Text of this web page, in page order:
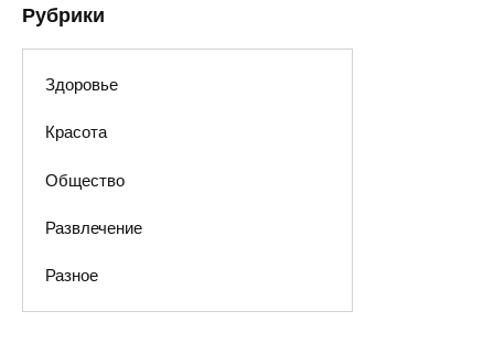
Рубрики
Здоровье
Красота
Общество
Развлечение
Разное